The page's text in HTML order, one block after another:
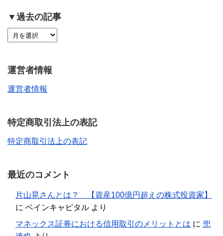
▼過去の記事
運営者情報
運営者情報
特定商取引法上の表記
特定商取引法上の表記
最近のコメント
片山晃さんとは？ 【資産100億円超えの株式投資家】
に ベインキャピタル より
マネックス証券における信用取引のメリットとは に 兜